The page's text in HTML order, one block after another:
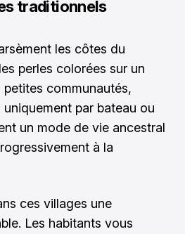
traditionnels
les côtes du
perles colorées sur un
communautés,
par bateau ou
un mode de vie ancestral
à la
ces villages une
Les habitants vous